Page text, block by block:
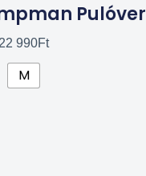
Pulóver
22 990Ft
M